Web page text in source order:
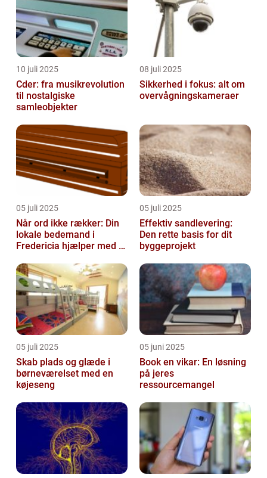
10 juli 2025
Cder: fra musikrevolution
til nostalgiske
samleobjekter
08 juli 2025
Sikkerhed i fokus: alt om
overvågningskameraer
05 juli 2025
Når ord ikke rækker: Din
lokale bedemand i
Fredericia hjælper med at
05 juli 2025
Effektiv sandlevering:
Den rette basis for dit
byggeprojekt
05 juli 2025
Skab plads og glæde i
børneværelset med en
køjeseng
05 juni 2025
Book en vikar: En løsning
på jeres
ressourcemangel